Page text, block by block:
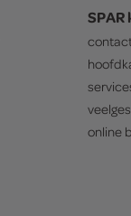
online